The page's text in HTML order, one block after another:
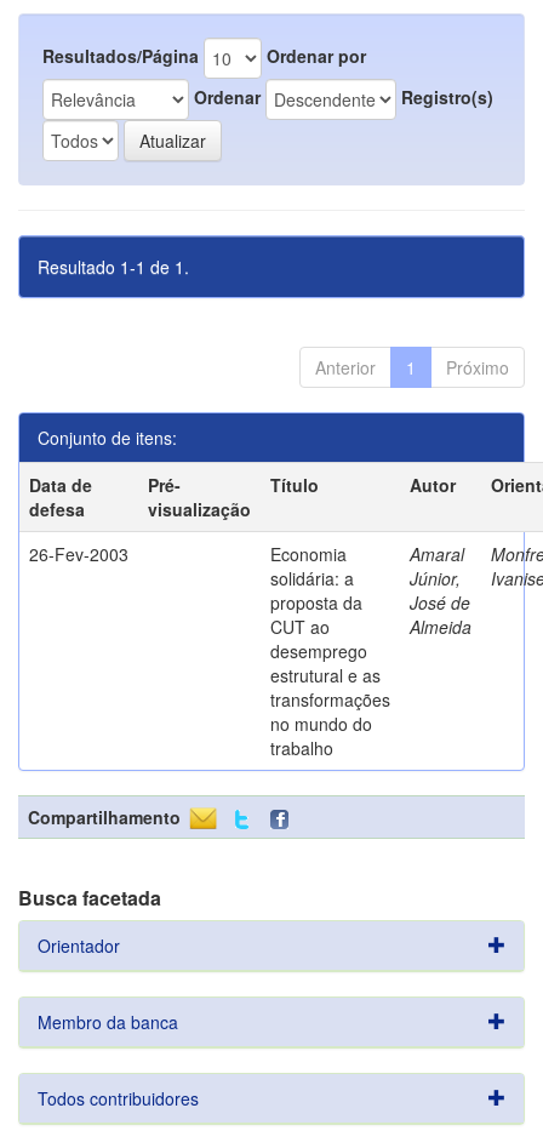
Resultados/Página
Ordenar por
Ordenar
Registro(s)
Resultado 1-1 de 1.
Anterior 1 Próximo
Conjunto de itens:
Data de
defesa
Pré-
visualização
Título Autor
26-Fev-2003
Economia
solidária: a
proposta da
CUT ao
desemprego
estrutural e as
transformações
no mundo do
trabalho
Amaral
Júnior,
José de
Almeida
Compartilhamento
Busca facetada
Orientador
Membro da banca
Todos contribuidores